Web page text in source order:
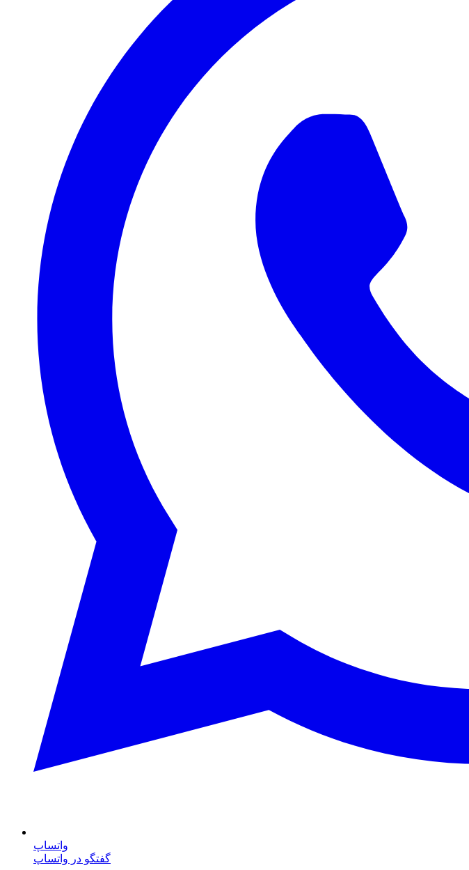
واتساپ
گفتگو در واتساپ